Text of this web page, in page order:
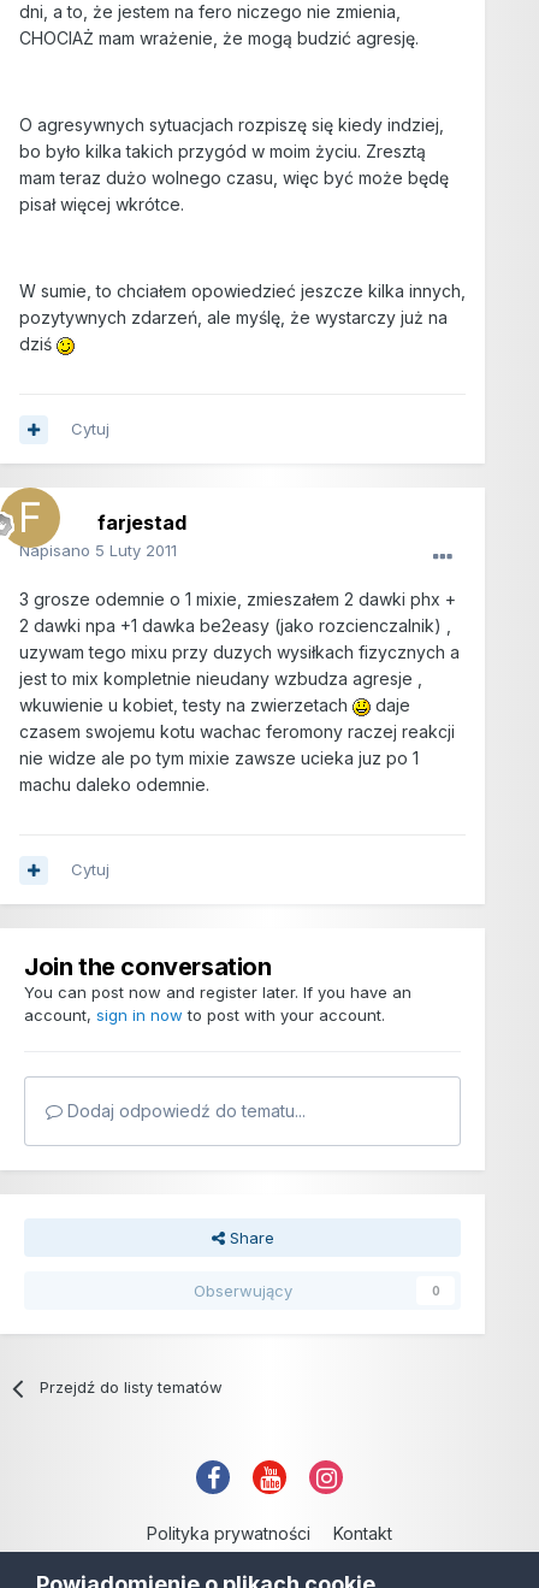
dni, a to, że jestem na fero niczego nie zmienia,
CHOCIAŻ mam wrażenie, że mogą budzić agresję.
O agresywnych sytuacjach rozpiszę się kiedy indziej,
bo było kilka takich przygód w moim życiu. Zresztą
mam teraz dużo wolnego czasu, więc być może będę
pisał więcej wkrótce.
W sumie, to chciałem opowiedzieć jeszcze kilka innych,
pozytywnych zdarzeń, ale myślę, że wystarczy już na
dziś
Cytuj
farjestad
Napisano 5 Luty 2011
3 grosze odemnie o 1 mixie, zmieszałem 2 dawki phx +
2 dawki npa +1 dawka be2easy (jako rozcienczalnik) ,
uzywam tego mixu przy duzych wysiłkach fizycznych a
jest to mix kompletnie nieudany wzbudza agresje ,
wkuwienie u kobiet, testy na zwierzetach
daje
czasem swojemu kotu wachac feromony raczej reakcji
nie widze ale po tym mixie zawsze ucieka juz po 1
machu daleko odemnie.
Cytuj
Join the conversation
You can post now and register later. If you have an
account, sign in now to post with your account.
Dodaj odpowiedź do tematu...
Share
Obserwujący 0
Przejdź do listy tematów
Polityka prywatności Kontakt
Powered by Invision Community